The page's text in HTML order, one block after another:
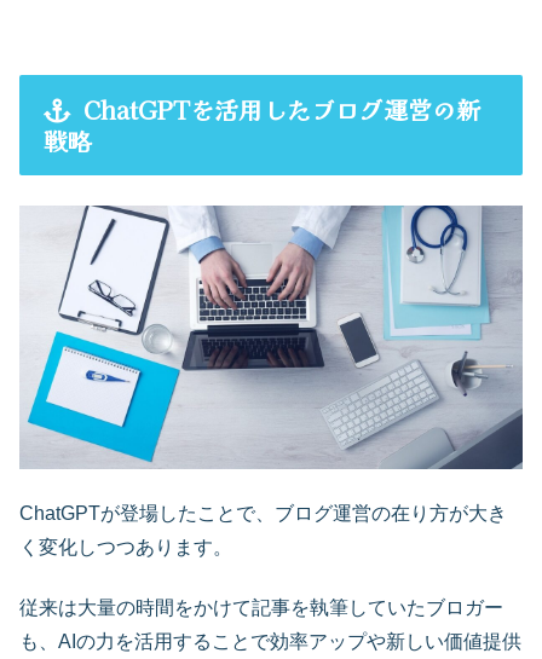
ChatGPTを活用したブログ運営の新
戦略
ChatGPTが登場したことで、ブログ運営の在り方が大き
く変化しつつあります。
従来は大量の時間をかけて記事を執筆していたブロガー
も、AIの力を活用することで効率アップや新しい価値提供